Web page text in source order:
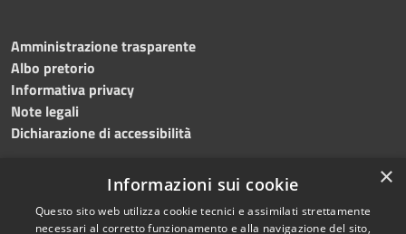
Amministrazione trasparente
Albo pretorio
Informativa privacy
Note legali
Dichiarazione di accessibilità
RSS
Copyright © 2024 •
×
Informazioni sui cookie
Questo sito web utilizza cookie tecnici e assimilati strettamente
necessari al corretto funzionamento e alla navigazione del sito,